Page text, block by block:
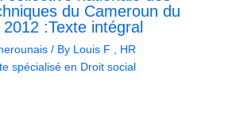
du Cameroun du
:Texte intégral
/ By Louis F , HR
spécialisé en Droit social